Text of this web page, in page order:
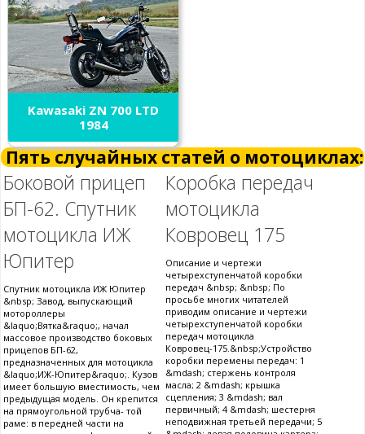
Kawasaki ZN 700 LTD
1984
Пять случайных статей о мотоциклах:
Боковой прицеп
БП-62. Спутник
мотоцикла ИЖ
Юпитер
Спутник мотоцикла ИЖ Юпитер
&nbsp; Завод, выпускающий
мотороллеры
&laquo;Вятка&raquo;, начал
массовое производство боковых
прицепов БП-62,
предназначенных для мотоцикла
&laquo;ИЖ-Юпитер&raquo;. Кузов
имеет большую вместимость, чем
предыдущая модель. Он крепится
на прямоугольной трубча- той
раме: в передней части на
Коробка передач
мотоцикла
Ковровец 175
Описание и чертежи
четырехступенчатой коробки
передач &nbsp; &nbsp; По
просьбе многих читателей
приводим описание и чертежи
четырехступенчатой коробки
передач мотоцикла
Ковровец-175.&nbsp;Устройство
коробки перемены передач: 1
&mdash; стержень контроля
масла; 2 &mdash; крышка
сцепления; 3 &mdash; вал
первичный; 4 &mdash; шестерня
неподвижная третьей передачи; 5